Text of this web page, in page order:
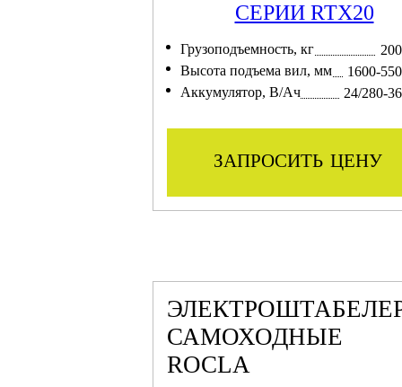
СЕРИИ RTX20
Грузоподъемность, кг
Высота подъема вил, мм
1600-
Аккумулятор, В/Ач
24/280-
запросить цену
САМОХОДНЫЕ
ROCLA